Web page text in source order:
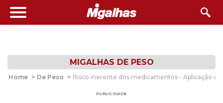
MIGALHAS DE PESO
Home > De Peso > Risco inerente dos medicamentos - Aplicação
PUBLICIDADE